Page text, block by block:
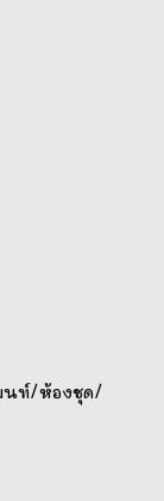
นท์/ห้องชุด/